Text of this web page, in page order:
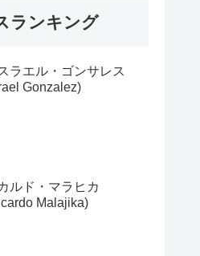
ランキング
ラエル・ゴンサレス
Gonzalez)
ルド・マラヒカ
Malajika)